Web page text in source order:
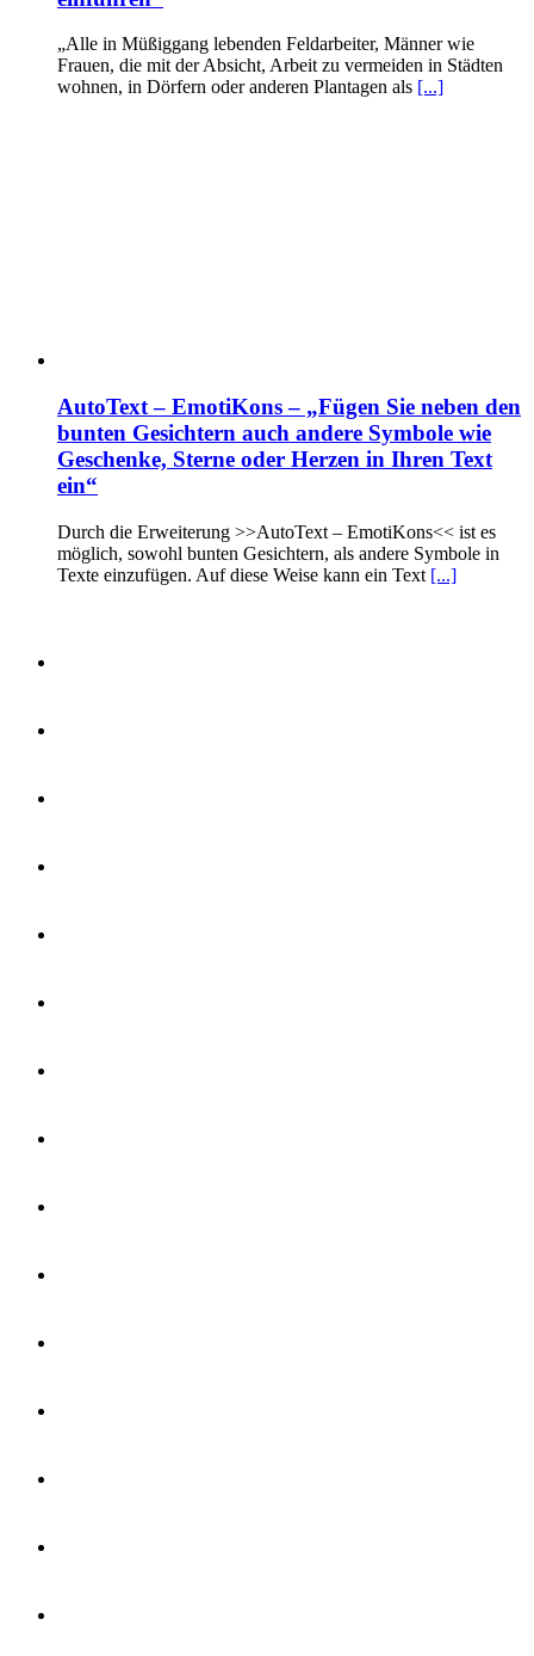
„Alle in Müßiggang lebenden Feldarbeiter, Männer wie
Frauen, die mit der Absicht, Arbeit zu vermeiden in Städten
wohnen, in Dörfern oder anderen Plantagen als [...]
AutoText – EmotiKons – „Fügen Sie neben den
bunten Gesichtern auch andere Symbole wie
Geschenke, Sterne oder Herzen in Ihren Text
ein“
Durch die Erweiterung >>AutoText – EmotiKons<< ist es
möglich, sowohl bunten Gesichtern, als andere Symbole in
Texte einzufügen. Auf diese Weise kann ein Text [...]